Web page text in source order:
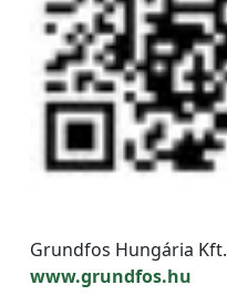
Grundfos Hungária Kft.
www.grundfos.hu